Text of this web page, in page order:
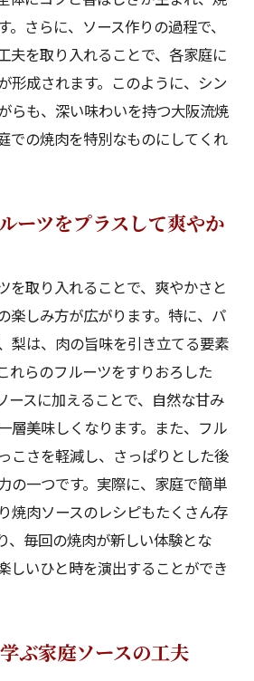
。さらに、ソース作りの過程で、
夫を取り入れることで、各家庭に
形成されます。このように、シン
らも、深い味わいを持つ大阪流焼
での焼肉を特別なものにしてくれ
ーツをプラスして爽やか
を取り入れることで、爽やかさと
楽しみ方が広がります。特に、パ
梨は、肉の旨味を引き立てる要素
れらのフルーツをすりおろした
ースに加えることで、自然な甘み
層美味しくなります。また、フル
こさを軽減し、さっぱりとした後
の一つです。実際に、家庭で簡単
焼肉ソースのレシピもたくさん存
、毎回の焼肉が新しい体験とな
しいひと時を演出することができ
ぶ家庭ソースの工夫